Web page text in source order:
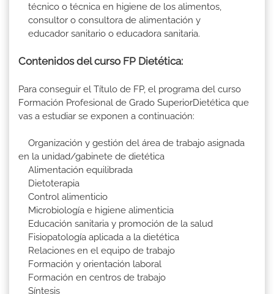
técnico o técnica en higiene de los alimentos,
consultor o consultora de alimentación y
educador sanitario o educadora sanitaria.
Contenidos del curso FP Dietética:
Para conseguir el Título de FP, el programa del curso
Formación Profesional de Grado SuperiorDietética que
vas a estudiar se exponen a continuación:
Organización y gestión del área de trabajo asignada
en la unidad/gabinete de dietética
Alimentación equilibrada
Dietoterapia
Control alimenticio
Microbiología e higiene alimenticia
Educación sanitaria y promoción de la salud
Fisiopatología aplicada a la dietética
Relaciones en el equipo de trabajo
Formación y orientación laboral
Formación en centros de trabajo
Síntesis